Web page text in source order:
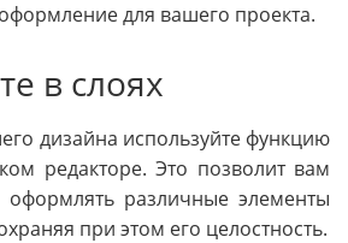
для вашего проекта.
в слоях
дизайна используйте функцию
редакторе. Это позволит вам
оформлять различные элементы
при этом его целостность.